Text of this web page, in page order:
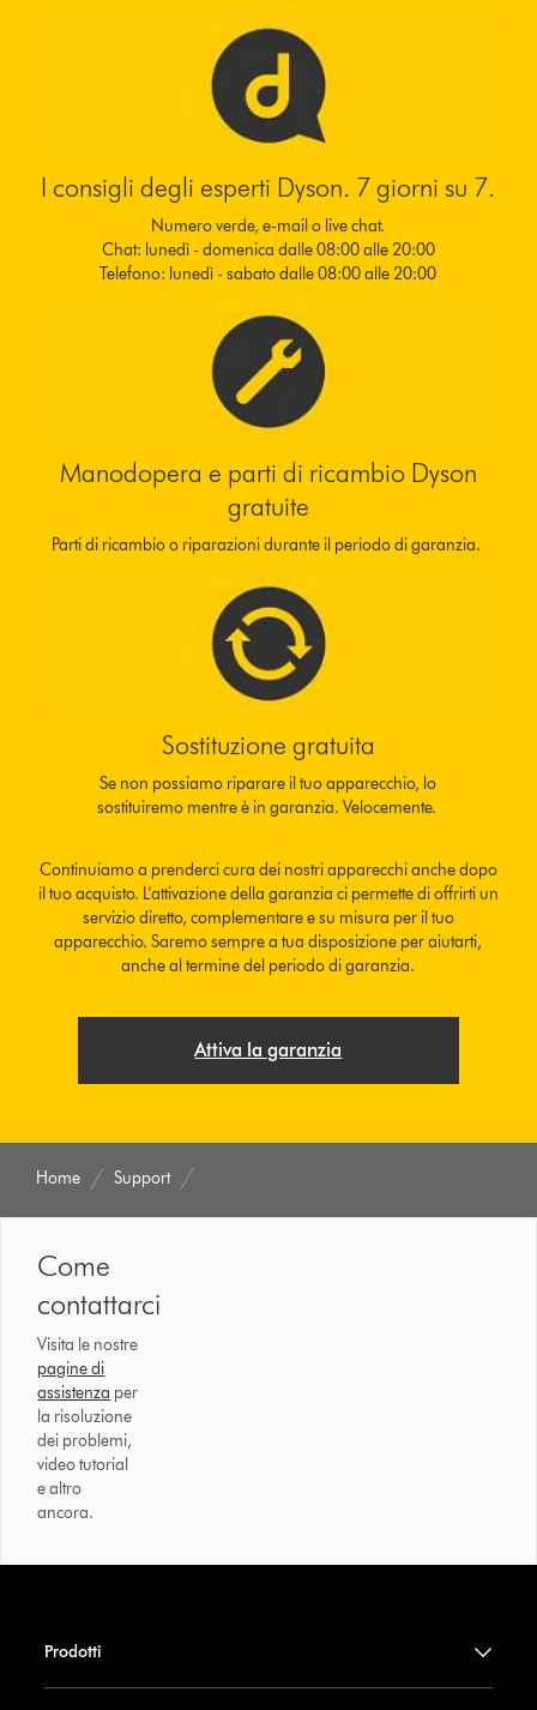
I consigli degli esperti Dyson. 7 giorni su 7.
Numero verde, e-mail o live chat.
Chat: lunedì - domenica dalle 08:00 alle 20:00
Telefono: lunedì - sabato dalle 08:00 alle 20:00
Manodopera e parti di ricambio Dyson
gratuite
Parti di ricambio o riparazioni durante il periodo di garanzia.
Sostituzione gratuita
Se non possiamo riparare il tuo apparecchio, lo
sostituiremo mentre è in garanzia. Velocemente.
Continuiamo a prenderci cura dei nostri apparecchi anche dopo
il tuo acquisto. L'attivazione della garanzia ci permette di offrirti un
servizio diretto, complementare e su misura per il tuo
apparecchio. Saremo sempre a tua disposizione per aiutarti,
anche al termine del periodo di garanzia.
Attiva la garanzia
Home Support
Come
contattarci
Visita le nostre
pagine di
assistenza per
la risoluzione
dei problemi,
video tutorial
e altro
ancora.
Prodotti